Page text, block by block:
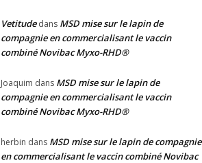
Vetitudedans MSD mise sur le lapin de
compagnie en commercialisant le vaccin
combiné Novibac Myxo-RHD®
Joaquim dans MSD mise sur le lapin de
compagnie en commercialisant le vaccin
combiné Novibac Myxo-RHD®
herbin dans MSD mise sur le lapin de compagnie
en commercialisant le vaccin combiné Novibac